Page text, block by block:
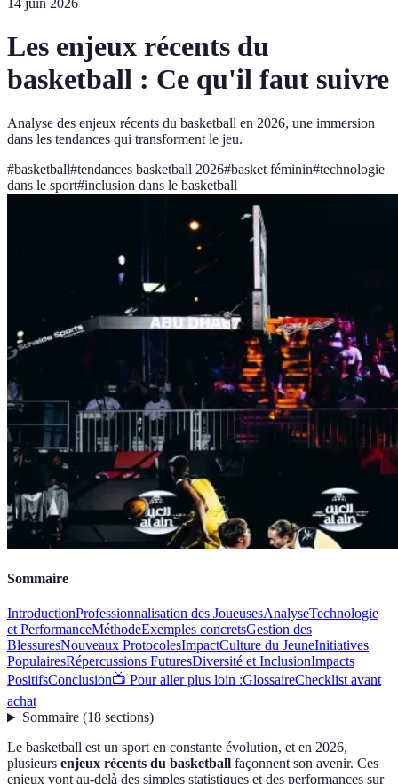
14 juin 2026
Les enjeux récents du
basketball : Ce qu'il faut suivre
Analyse des enjeux récents du basketball en 2026, une immersion
dans les tendances qui transforment le jeu.
#basketball#tendances basketball 2026#basket féminin#technologie
dans le sport#inclusion dans le basketball
Sommaire
IntroductionProfessionnalisation des JoueusesAnalyseTechnologie
et PerformanceMéthodeExemples concretsGestion des
BlessuresNouveaux ProtocolesImpactCulture du JeuneInitiatives
PopulairesRépercussions FuturesDiversité et InclusionImpacts
PositifsConclusion📺 Pour aller plus loin :GlossaireChecklist avant
achat
Sommaire(18 sections)
Le basketball est un sport en constante évolution, et en 2026,
plusieurs enjeux récents du basketball façonnent son avenir. Ces
enjeux vont au-delà des simples statistiques et des performances sur